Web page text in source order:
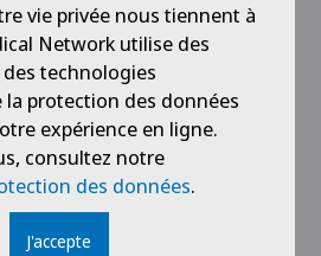
vie privée nous tiennent à
Network utilise des
technologies
la protection des données
expérience en ligne.
consultez notre
des données.
J'accepte